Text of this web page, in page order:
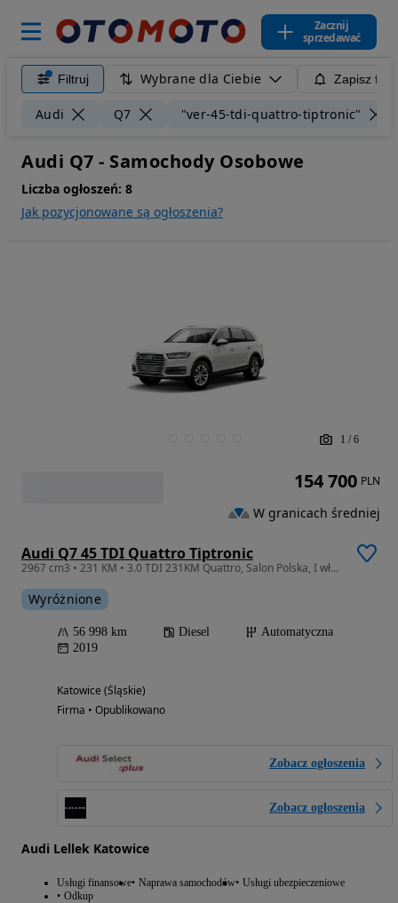
Zacznij
sprzedawać
Filtruj Wybrane dla Ciebie Zapisz
Audi Q7 "ver-45-tdi-quattro-tiptronic"
Audi Q7 - Samochody Osobowe
Liczba ogłoszeń: 8
Jak pozycjonowane są ogłoszenia?
1 / 6
Audi Q7 45 TDI Quattro Tiptronic
2967 cm3 • 231 KM • 3.0 TDI 231KM Quattro, Salon Polska, I właściciel, Niski Przebieg
Wyróżnione
56 998 km Diesel
Automatyczna
2019
Katowice (Śląskie)
Firma • Opublikowano
Zobacz ogłoszenia
Zobacz ogłoszenia
Audi Lellek Katowice
Usługi finansowe Naprawa samochodów Usługi ubezpieczeniowe
Odkup
154 700 PLN
W granicach średniej